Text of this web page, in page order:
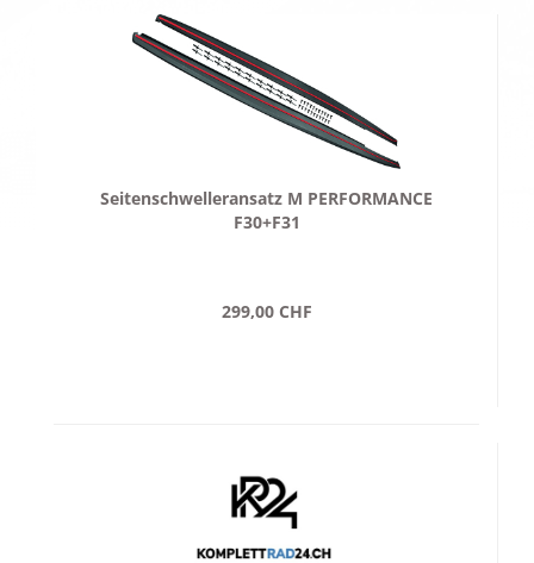
Seitenschwelleransatz M PERFORMANCE
F30+F31
299,00 CHF